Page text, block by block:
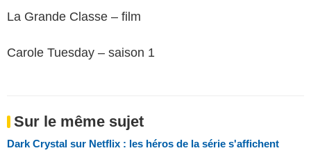
La Grande Classe – film
Carole Tuesday – saison 1
Sur le même sujet
Dark Crystal sur Netflix : les héros de la série s'affichent